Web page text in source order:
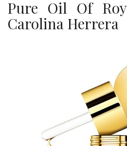
Pure Oil Of
Carolina Herrera